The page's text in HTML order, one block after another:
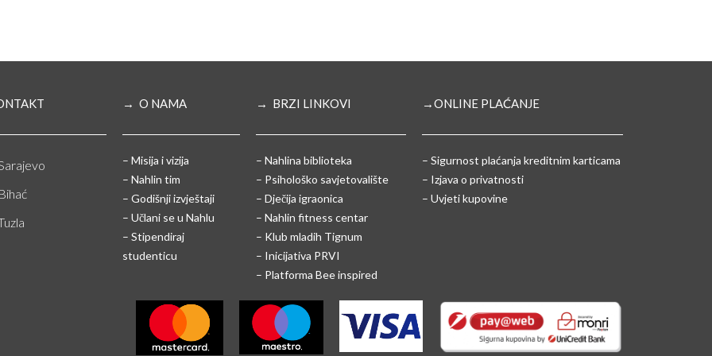
→ O NAMA
– Misija i vizija
– Nahlin tim
– Godišnji izvještaji
– Učlani se u Nahlu
– Stipendiraj
studenticu
→ BRZI LINKOVI
– Nahlina biblioteka
– Psihološko savjetovalište
– Dječija igraonica
– Nahlin fitness centar
– Klub mladih Tignum
– Inicijativa PRVI
– Platforma Bee inspired
→ONLINE PLAĆANJE
– Sigurnost plaćanja kreditnim karticama
– Izjava o privatnosti
– Uvjeti kupovine